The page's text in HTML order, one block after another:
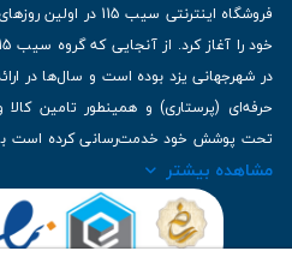
در شهرجهانی یزد بوده است و سال‌ها در
حرفه‌ای (پرستاری) و همینطور تامین کالا
تحت پوشش خود خدمت‌رسانی کرده است با
برترین برندهای موجود در بازار اطلاعات
| تلفن تماس : 36333383-035 | ایمیل: Info@Sib115.com
مشاهده بیشتر